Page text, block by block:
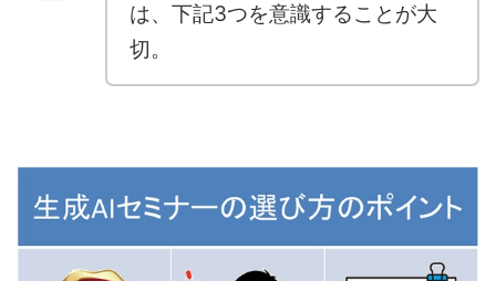
は、下記3つを意識することが大
切。